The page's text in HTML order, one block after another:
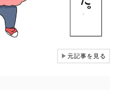
▶元記事を見る